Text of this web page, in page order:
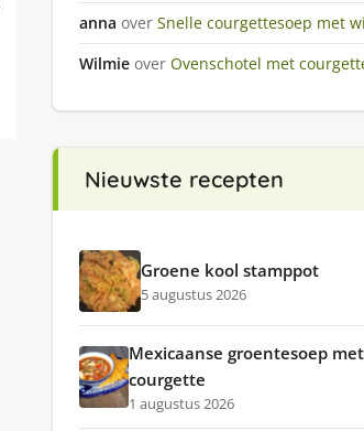
anna over Snelle courgettesoep met
Wilmie over Ovenschotel met
Nieuwste recepten
Groene kool stamppot
5 augustus 2026
Mexicaanse groentesoep
courgette
1 augustus 2026